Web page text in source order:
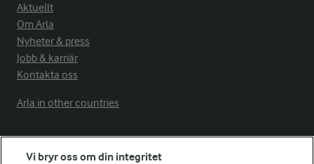
Aktuellt
Om Arla
Nyheter & press
Jobb & karriär
Kontakta oss
Arla in other countries
Fler Arlasajter
Vi bryr oss om din integritet